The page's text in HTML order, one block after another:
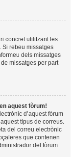
concret utilitzant les
Si rebeu missatges
dels missatges
missatges per part
aquest fòrum!
d’aquest fòrum
tipus de correus.
del correu electrònic
que contenen
del fòrum